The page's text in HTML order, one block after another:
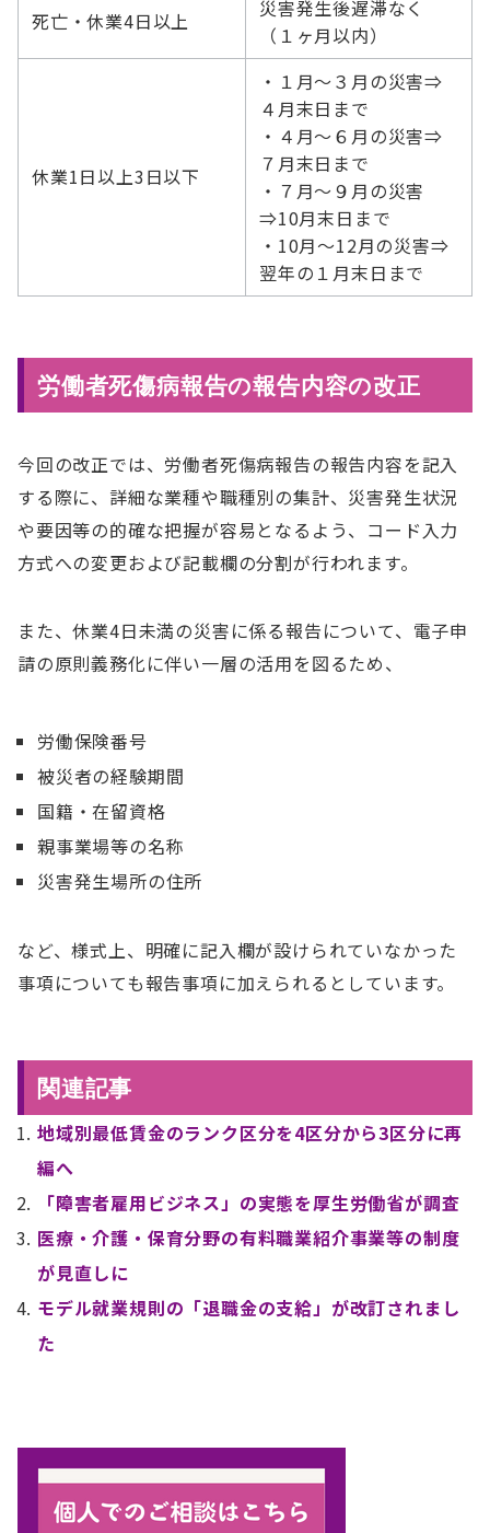
死亡・休業4日以上
災害発生後遅滞なく
（１ヶ月以内）
休業1日以上3日以下
・１月～３月の災害⇒
４月末日まで
・４月～６月の災害⇒
７月末日まで
・７月～９月の災害
⇒10月末日まで
・10月～12月の災害⇒
翌年の１月末日まで
労働者死傷病報告の報告内容の改正
今回の改正では、労働者死傷病報告の報告内容を記入
する際に、詳細な業種や職種別の集計、災害発生状況
や要因等の的確な把握が容易となるよう、コード入力
方式への変更および記載欄の分割が行われます。
また、休業4日未満の災害に係る報告について、電子申
請の原則義務化に伴い一層の活用を図るため、
労働保険番号
被災者の経験期間
国籍・在留資格
親事業場等の名称
災害発生場所の住所
など、様式上、明確に記入欄が設けられていなかった
事項についても報告事項に加えられるとしています。
関連記事
地域別最低賃金のランク区分を4区分から3区分に再
編へ
「障害者雇用ビジネス」の実態を厚生労働省が調査
医療・介護・保育分野の有料職業紹介事業等の制度
が見直しに
モデル就業規則の「退職金の支給」が改訂されまし
た